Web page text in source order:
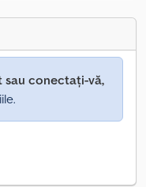
conectați-vă,